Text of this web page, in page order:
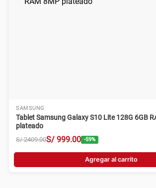
SAMSUNG
Tablet Samsung Galaxy S10 Lite 128G 6GB
plateado
S/ 2409.00S/ 999.00 -59%
Agregar al carrito